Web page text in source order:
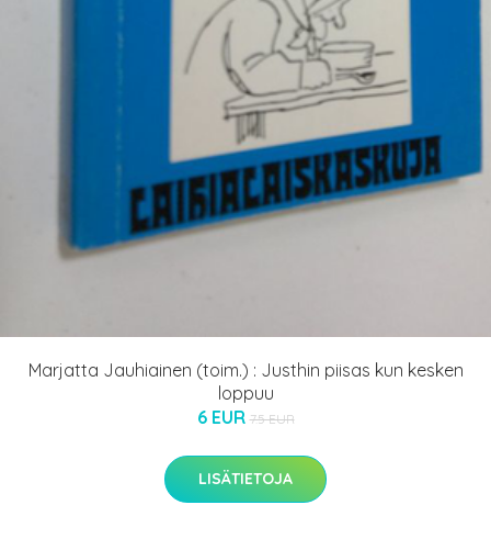
Marjatta Jauhiainen (toim.) : Justhin piisas kun kesken
loppuu
6 EUR 7.5 EUR
LISÄTIETOJA